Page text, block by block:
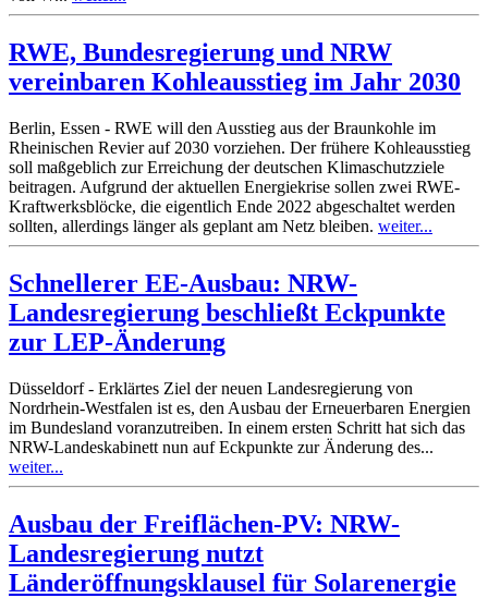
RWE, Bundesregierung und NRW
vereinbaren Kohleausstieg im Jahr 2030
Berlin, Essen - RWE will den Ausstieg aus der Braunkohle im
Rheinischen Revier auf 2030 vorziehen. Der frühere Kohleausstieg
soll maßgeblich zur Erreichung der deutschen Klimaschutzziele
beitragen. Aufgrund der aktuellen Energiekrise sollen zwei RWE-
Kraftwerksblöcke, die eigentlich Ende 2022 abgeschaltet werden
sollten, allerdings länger als geplant am Netz bleiben. weiter...
Schnellerer EE-Ausbau: NRW-
Landesregierung beschließt Eckpunkte
zur LEP-Änderung
Düsseldorf - Erklärtes Ziel der neuen Landesregierung von
Nordrhein-Westfalen ist es, den Ausbau der Erneuerbaren Energien
im Bundesland voranzutreiben. In einem ersten Schritt hat sich das
NRW-Landeskabinett nun auf Eckpunkte zur Änderung des...
weiter...
Ausbau der Freiflächen-PV: NRW-
Landesregierung nutzt
Länderöffnungsklausel für Solarenergie